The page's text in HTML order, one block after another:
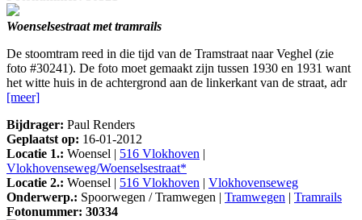
Woenselsestraat met tramrails
De stoomtram reed in die tijd van de Tramstraat naar Veghel (zie
foto #30241). De foto moet gemaakt zijn tussen 1930 en 1931 want
het witte huis in de achtergrond aan de linkerkant van de straat, adr
[meer]
Bijdrager: Paul Renders
Geplaatst op: 16-01-2012
Locatie 1.: Woensel | 516 Vlokhoven |
Vlokhovenseweg/Woenselsestraat*
Locatie 2.: Woensel | 516 Vlokhoven | Vlokhovenseweg
Onderwerp.: Spoorwegen / Tramwegen | Tramwegen | Tramrails
Fotonummer: 30334